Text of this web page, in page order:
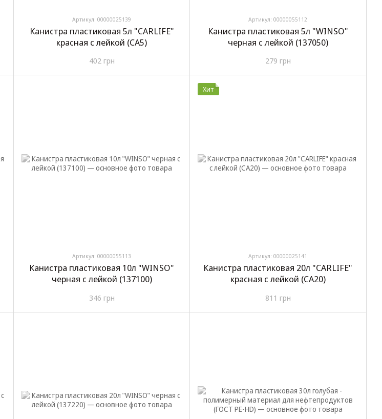
Артикул: 00000025139
Канистра пластиковая 5л "CARLIFE"
красная с лейкой (CA5)
402 грн
Артикул: 00000055112
Канистра пластиковая 5л "WINSO"
черная с лейкой (137050)
279 грн
Артикул: 00000055113
Канистра пластиковая 10л "WINSO"
черная с лейкой (137100)
346 грн
Хит
Артикул: 00000025141
Канистра пластиковая 20л "CARLIFE"
красная с лейкой (CA20)
811 грн